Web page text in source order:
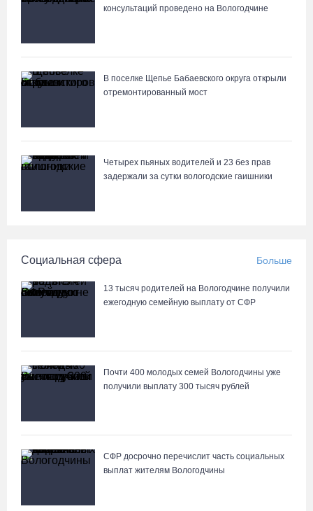
07.08.26 / 08:12
фотографа с горы Афон
«Дом СВО» в Череповце за полгода работы обработал около
13 тысяч обращений
06.08.26 / 17:55
22-летнего юношу
06.08.26 / 17:18
консультаций проведено на Вологодчине
В поселке Щепье Бабаевского округа открыли
отремонтированный мост
Четырех пьяных водителей и 23 без прав
задержали за сутки вологодские гаишники
Социальная сфера Больше
13 тысяч родителей на Вологодчине получили
ежегодную семейную выплату от СФР
Почти 400 молодых семей Вологодчины уже
получили выплату 300 тысяч рублей
СФР досрочно перечислит часть социальных
выплат жителям Вологодчины